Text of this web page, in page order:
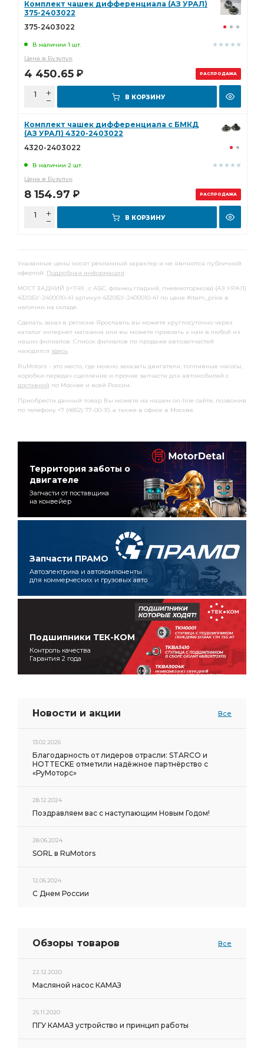
РАСПРОДАЖА
Комплект чашек дифференциала (АЗ УРАЛ)
375-2403022
375-2403022
В наличии 1 шт.
Цена в Бузулук
4 450.65 Р
В КОРЗИНУ
РАСПРОДАЖА
Комплект чашек дифференциала с БМКД
(АЗ УРАЛ) 4320-2403022
4320-2403022
В наличии 2 шт.
Цена в Бузулук
8 154.97 Р
В КОРЗИНУ
Указанные цены носят рекламный характер и не являются публичной
офертой. Подробная информация
МОСТ ЗАДНИЙ (i=7,49 , с АБС, фланец гладкий, пневмотормоза) (АЗ УРАЛ)
4320БУ-2400010-41 артикул 4320БУ-2400010-41 по цене #item_price в
наличии на складе.
Сделать заказ в регионе Ярославль вы можете круглосуточно через
каталог интернет магазина или вы можете приехать к нам в любой из
наших филиалов. Список филиалов по продаже автозапчастей
находятся здесь.
RuMotors - это место, где можно заказать двигатели, топливные насосы,
коробки передач сцепление и прочие запчасти для автомобилей с
доставкой по Москве и всей России.
Приобрести данный товар Вы можете на нашем on-line сайте, позвонив
по телефону +7 (4852) 77-00-10, а также в офисе в Москве.
Территория заботы о
двигателе
Запчасти от поставщика
на конвейер
Запчасти ПРАМО
Автоэлектрика и автокомпоненты
для коммерческих и грузовых авто
Подшипники ТЕК-КОМ
Контроль качества
Гарантия 2 года
Новости и акции Все
13.02.2026
Благодарность от лидеров отрасли: STARCO и
HOTTECKE отметили надёжное партнёрство с
«РуМоторс»
28.12.2024
Поздравляем вас с наступающим Новым Годом!
28.06.2024
SORL в RuMotors
12.06.2024
С Днем России
Обзоры товаров Все
22.12.2020
Масляной насос КАМАЗ
25.11.2020
ПГУ КАМАЗ устройство и принцип работы